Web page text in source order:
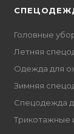
Головные
Летняя
Одежда для
Зимняя
Спецодежда
Трикотажные